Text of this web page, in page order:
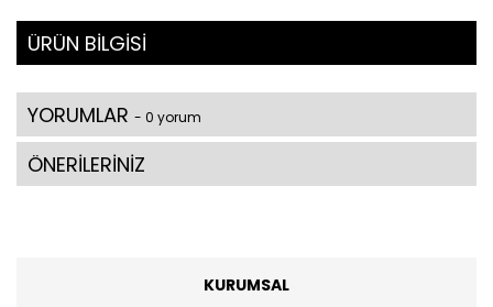
ÜRÜN BİLGİSİ
YORUMLAR - 0 yorum
ÖNERİLERİNİZ
KURUMSAL